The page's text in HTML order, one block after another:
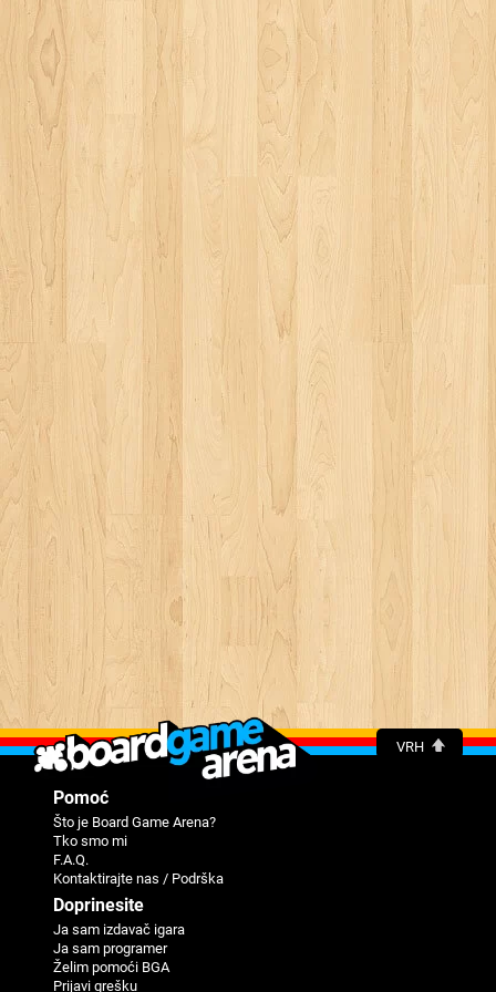
VRH
Pomoć
Što je Board Game Arena?
Tko smo mi
F.A.Q.
Kontaktirajte nas / Podrška
Doprinesite
Ja sam izdavač igara
Ja sam programer
Žеlim pomoći BGA
Priјavi grеšku